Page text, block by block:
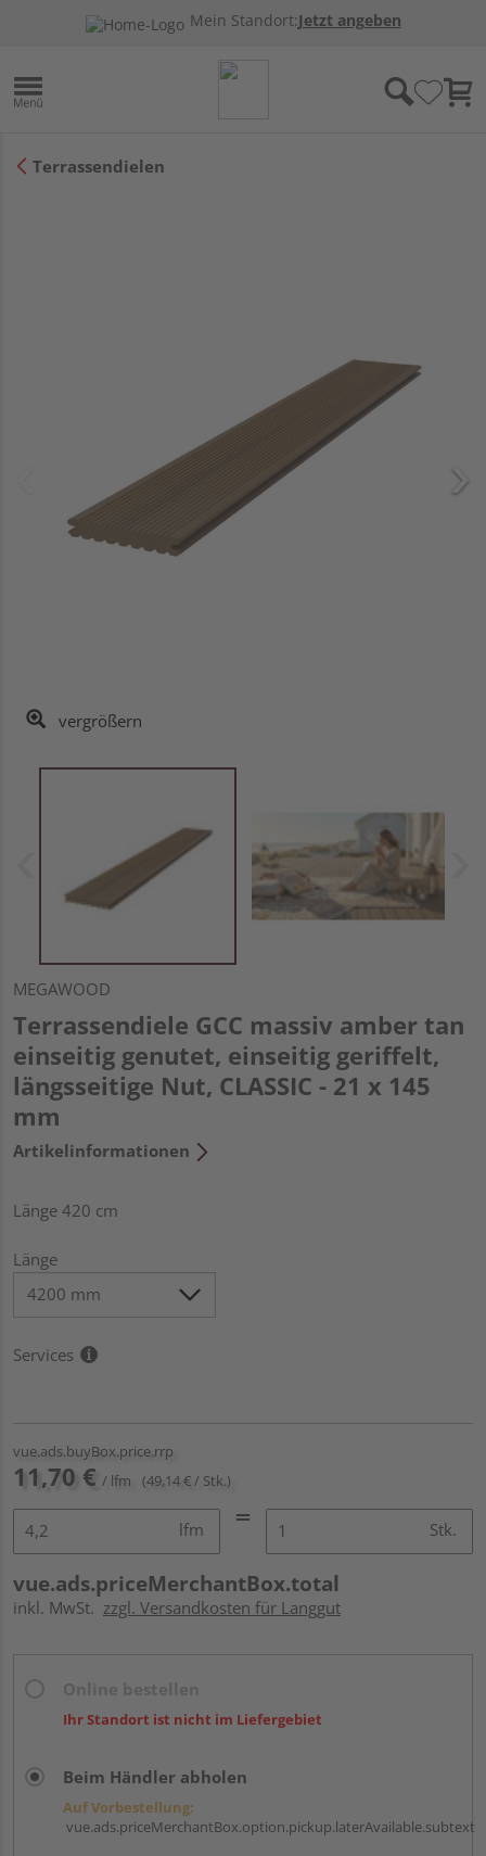
Mein Standort:Jetzt angeben
Terrassendielen
vergrößern
MEGAWOOD
Terrassendiele GCC massiv amber tan
einseitig genutet, einseitig geriffelt,
längsseitige Nut, CLASSIC - 21 x 145
mm
Artikelinformationen
Länge 420 cm
Länge
Services
vue.ads.buyBox.price.rrp
11,70 € / lfm (49,14 € / Stk.)
lfm Stk.
vue.ads.priceMerchantBox.total
inkl. MwSt. zzgl. Versandkosten für Langgut
Ihr Standort ist nicht im Liefergebiet
Beim Händler abholen
Auf Vorbestellung:
vue.ads.priceMerchantBox.option.pickup.laterAvailable.subtext